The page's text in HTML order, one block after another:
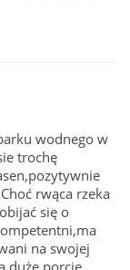
wodnego w
trochę
rwąca rzeka
się o
na swojej
porcje